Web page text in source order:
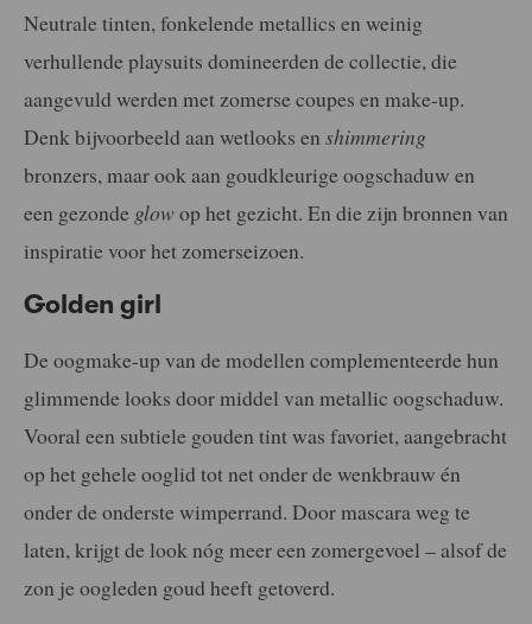
Neutrale tinten, fonkelende metallics en weinig
verhullende playsuits domineerden de collectie, die
aangevuld werden met zomerse coupes en make-up.
Denk bijvoorbeeld aan wetlooks en shimmering
bronzers, maar ook aan goudkleurige oogschaduw en
een gezonde glowop het gezicht. En die zijn bronnen van
inspiratie voor het zomerseizoen.
Golden girl
De oogmake-up van de modellen complementeerde hun
glimmende looks door middel van metallic oogschaduw.
Vooral een subtiele gouden tint was favoriet, aangebracht
op het gehele ooglid tot net onder de wenkbrauw én
onder de onderste wimperrand. Door mascara weg te
laten, krijgt de look nóg meer een zomergevoel – alsof de
zon je oogleden goud heeft getoverd.